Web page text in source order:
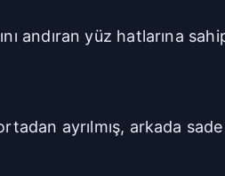
andıran yüz hatlarına
ayrılmış, arkada